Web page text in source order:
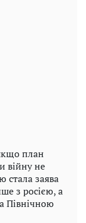
план
війну не
стала заява
з росією, а
Північною